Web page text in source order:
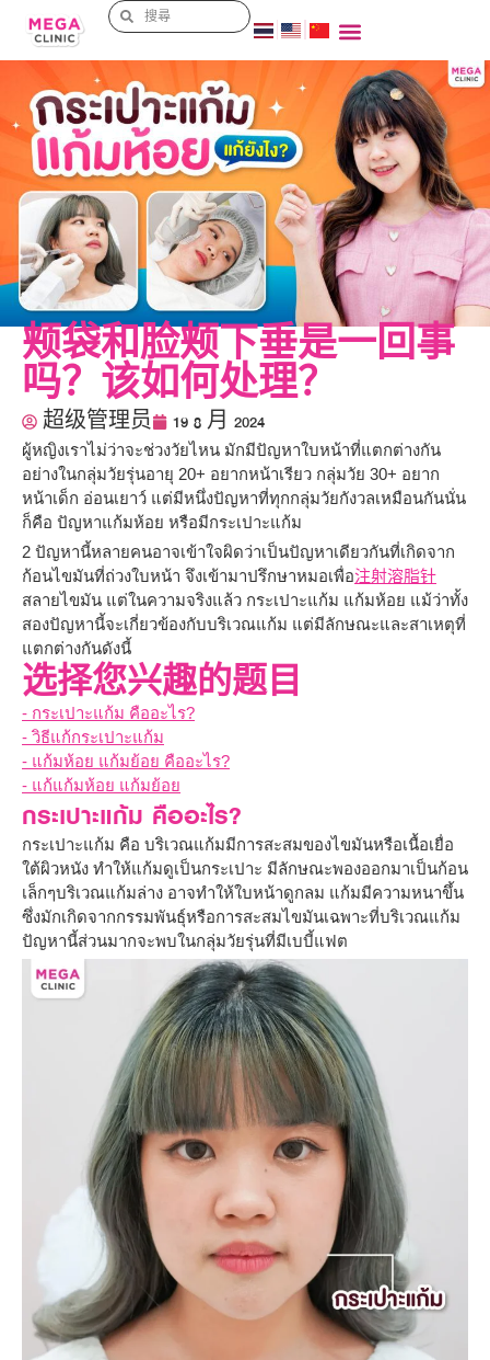
颊袋和脸颊下垂是一回事
吗？该如何处理？
超级管理员 19 8 月 2024
ผู้หญิงเราไม่ว่าจะช่วงวัยไหน มักมีปัญหาใบหน้าที่แตกต่างกัน
อย่างในกลุ่มวัยรุ่นอายุ 20+ อยากหน้าเรียว กลุ่มวัย 30+ อยาก
หน้าเด็ก อ่อนเยาว์ แต่มีหนึ่งปัญหาที่ทุกกลุ่มวัยกังวลเหมือนกันนั่น
ก็คือ ปัญหาแก้มห้อย หรือมีกระเปาะแก้ม
2 ปัญหานี้หลายคนอาจเข้าใจผิดว่าเป็นปัญหาเดียวกันที่เกิดจาก
ก้อนไขมันที่ถ่วงใบหน้า จึงเข้ามาปรึกษาหมอเพื่อ注射溶脂针
สลายไขมัน แต่ในความจริงแล้ว กระเปาะแก้ม แก้มห้อย แม้ว่าทั้ง
สองปัญหานี้จะเกี่ยวข้องกับบริเวณแก้ม แต่มีลักษณะและสาเหตุที่
แตกต่างกันดังนี้
选择您兴趣的题目
- กระเปาะแก้ม คืออะไร?
- วิธีแก้กระเปาะแก้ม
- แก้มห้อย แก้มย้อย คืออะไร?
- แก้แก้มห้อย แก้มย้อย
กระเปาะแก้ม คืออะไร?
กระเปาะแก้ม คือ บริเวณแก้มมีการสะสมของไขมันหรือเนื้อเยื่อ
ใต้ผิวหนัง ทำให้แก้มดูเป็นกระเปาะ มีลักษณะพองออกมาเป็นก้อน
เล็กๆบริเวณแก้มล่าง อาจทำให้ใบหน้าดูกลม แก้มมีความหนาขึ้น
ซึ่งมักเกิดจากกรรมพันธุ์หรือการสะสมไขมันเฉพาะที่บริเวณแก้ม
ปัญหานี้ส่วนมากจะพบในกลุ่มวัยรุ่นที่มีเบบี้แฟต